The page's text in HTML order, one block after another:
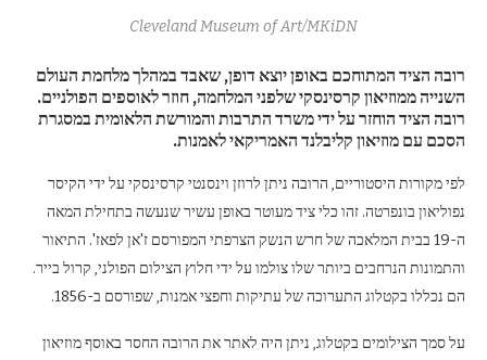
Cleveland Museum of Art/MKiDN
רובה הציד המתוחכם באופן יוצא דופן, שאבד במהלך מלחמת העולם
השנייה ממוזיאון קרסינסקי שלפני המלחמה, חוזר לאוספים הפולניים.
רובה הציד הוחזר על ידי משרד התרבות והמורשת הלאומית במסגרת
הסכם עם מוזיאון קליבלנד האמריקאי לאמנות.
לפי מקורות היסטוריים, הרובה ניתן לרוזן וינסנטי קרסינסקי על ידי הקיסר
נפוליאון בונפרטה. זהו כלי ציד מעוטר באופן עשיר שנעשה בתחילת המאה
ה-19 בבית המלאכה של חרש הנשק הצרפתי המפורסם ז'אן לפאז'. התיאור
והתמונות הנרחבים ביותר שלו צולמו על ידי חלוץ הצילום הפולני, קרול בייר.
הם נכללו בקטלוג התערוכה של עתיקות וחפצי אמנות, שפורסם ב-1856.
על סמך הצילומים בקטלוג, ניתן היה לאתר את הרובה החסר באוסף מוזיאון